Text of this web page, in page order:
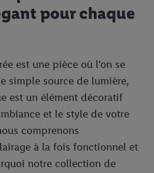
pour chaque
est une pièce où l'on se
simple source de lumière,
est un élément décoratif
et le style de votre
comprenons
à la fois fonctionnel et
notre collection de